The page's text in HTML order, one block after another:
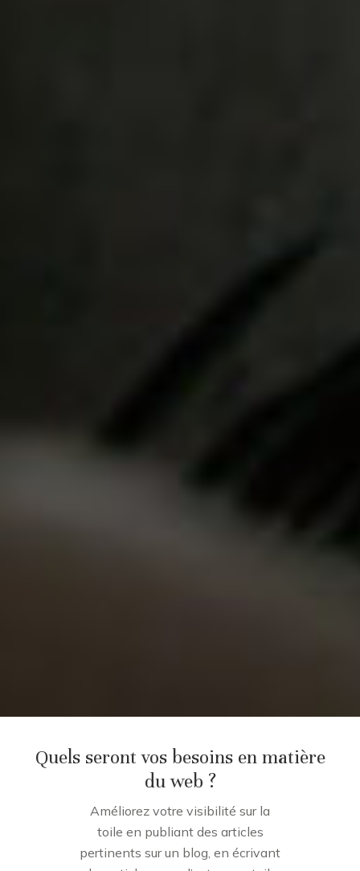
Quels seront vos besoins en matière
du web ?
Améliorez votre visibilité sur la
toile en publiant des articles
pertinents sur un blog, en écrivant